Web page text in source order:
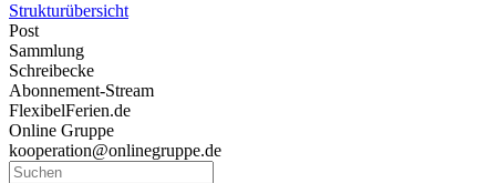
Strukturübersicht
Post
Sammlung
Schreibecke
Abonnement-Stream
FlexibelFerien.de
Online Gruppe
kooperation@onlinegruppe.de